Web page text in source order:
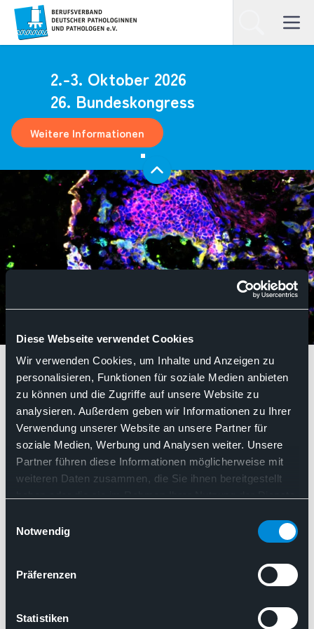
Diese Webseite verwendet Cookies
Wir verwenden Cookies, um Inhalte und Anzeigen zu
personalisieren, Funktionen für soziale Medien anbieten
zu können und die Zugriffe auf unsere Website zu
analysieren. Außerdem geben wir Informationen zu Ihrer
Verwendung unserer Website an unsere Partner für
soziale Medien, Werbung und Analysen weiter. Unsere
Partner führen diese Informationen möglicherweise mit
weiteren Daten zusammen, die Sie ihnen bereitgestellt
Cookies, wenn Sie unsere Webseite weiterhin nutzen.
Notwendig
Präferenzen
Statistiken
Homepage SuchenOpen
2.-3. Oktober 2026
26. Bundeskongress
Weitere Informationen
Anstellung
Anstellung
Nach Relevanz sortieren